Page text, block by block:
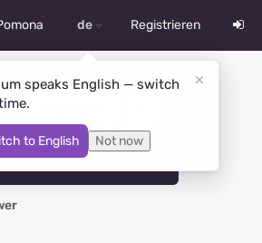
de
English
Español
Registrieren
speaks English — switch
to English Not now